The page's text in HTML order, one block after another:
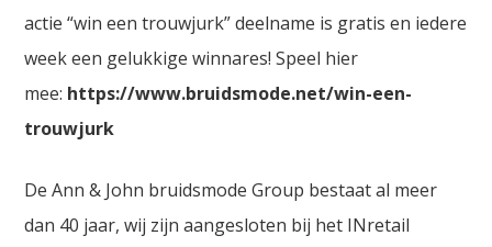
actie “win een trouwjurk” deelname is gratis en iedere
week een gelukkige winnares! Speel hier
mee: https://www.bruidsmode.net/win-een-
trouwjurk
De Ann & John bruidsmode Group bestaat al meer
dan 40 jaar, wij zijn aangesloten bij het INretail